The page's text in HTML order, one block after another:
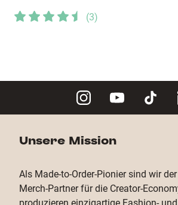
(3)
Unsere Mission
Als Made-to-Order-Pionier sind wir
Merch-Partner für die Creator-